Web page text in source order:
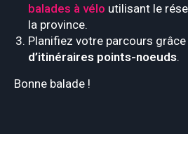
balades à vélo utilisant le
la province.
Planifiez votre parcours grâce
d’itinéraires points-noeuds.
Bonne balade !